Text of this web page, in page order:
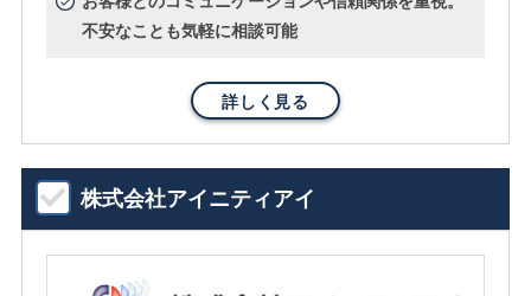
不安なことも気軽に相談可能
詳しく見る
株式会社アイニティアイ